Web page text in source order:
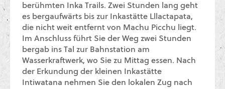
berühmten Inka Trails. Zwei Stunden lang geht
es bergaufwärts bis zur Inkastätte Lllactapata,
die nicht weit entfernt von Machu Picchu liegt.
Im Anschluss führt Sie der Weg zwei Stunden
bergab ins Tal zur Bahnstation am
Wasserkraftwerk, wo Sie zu Mittag essen. Nach
der Erkundung der kleinen Inkastätte
Intiwatana nehmen Sie den lokalen Zug nach